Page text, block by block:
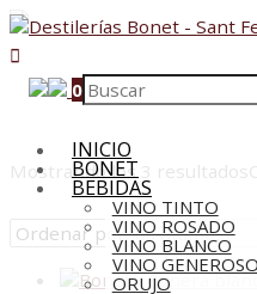
0
INICIO
BONET
BEBIDAS
VINO TINTO
VINO ROSADO
VINO BLANCO
VINO GENEROSO
ORUJO
Mostrando los 3 resultados